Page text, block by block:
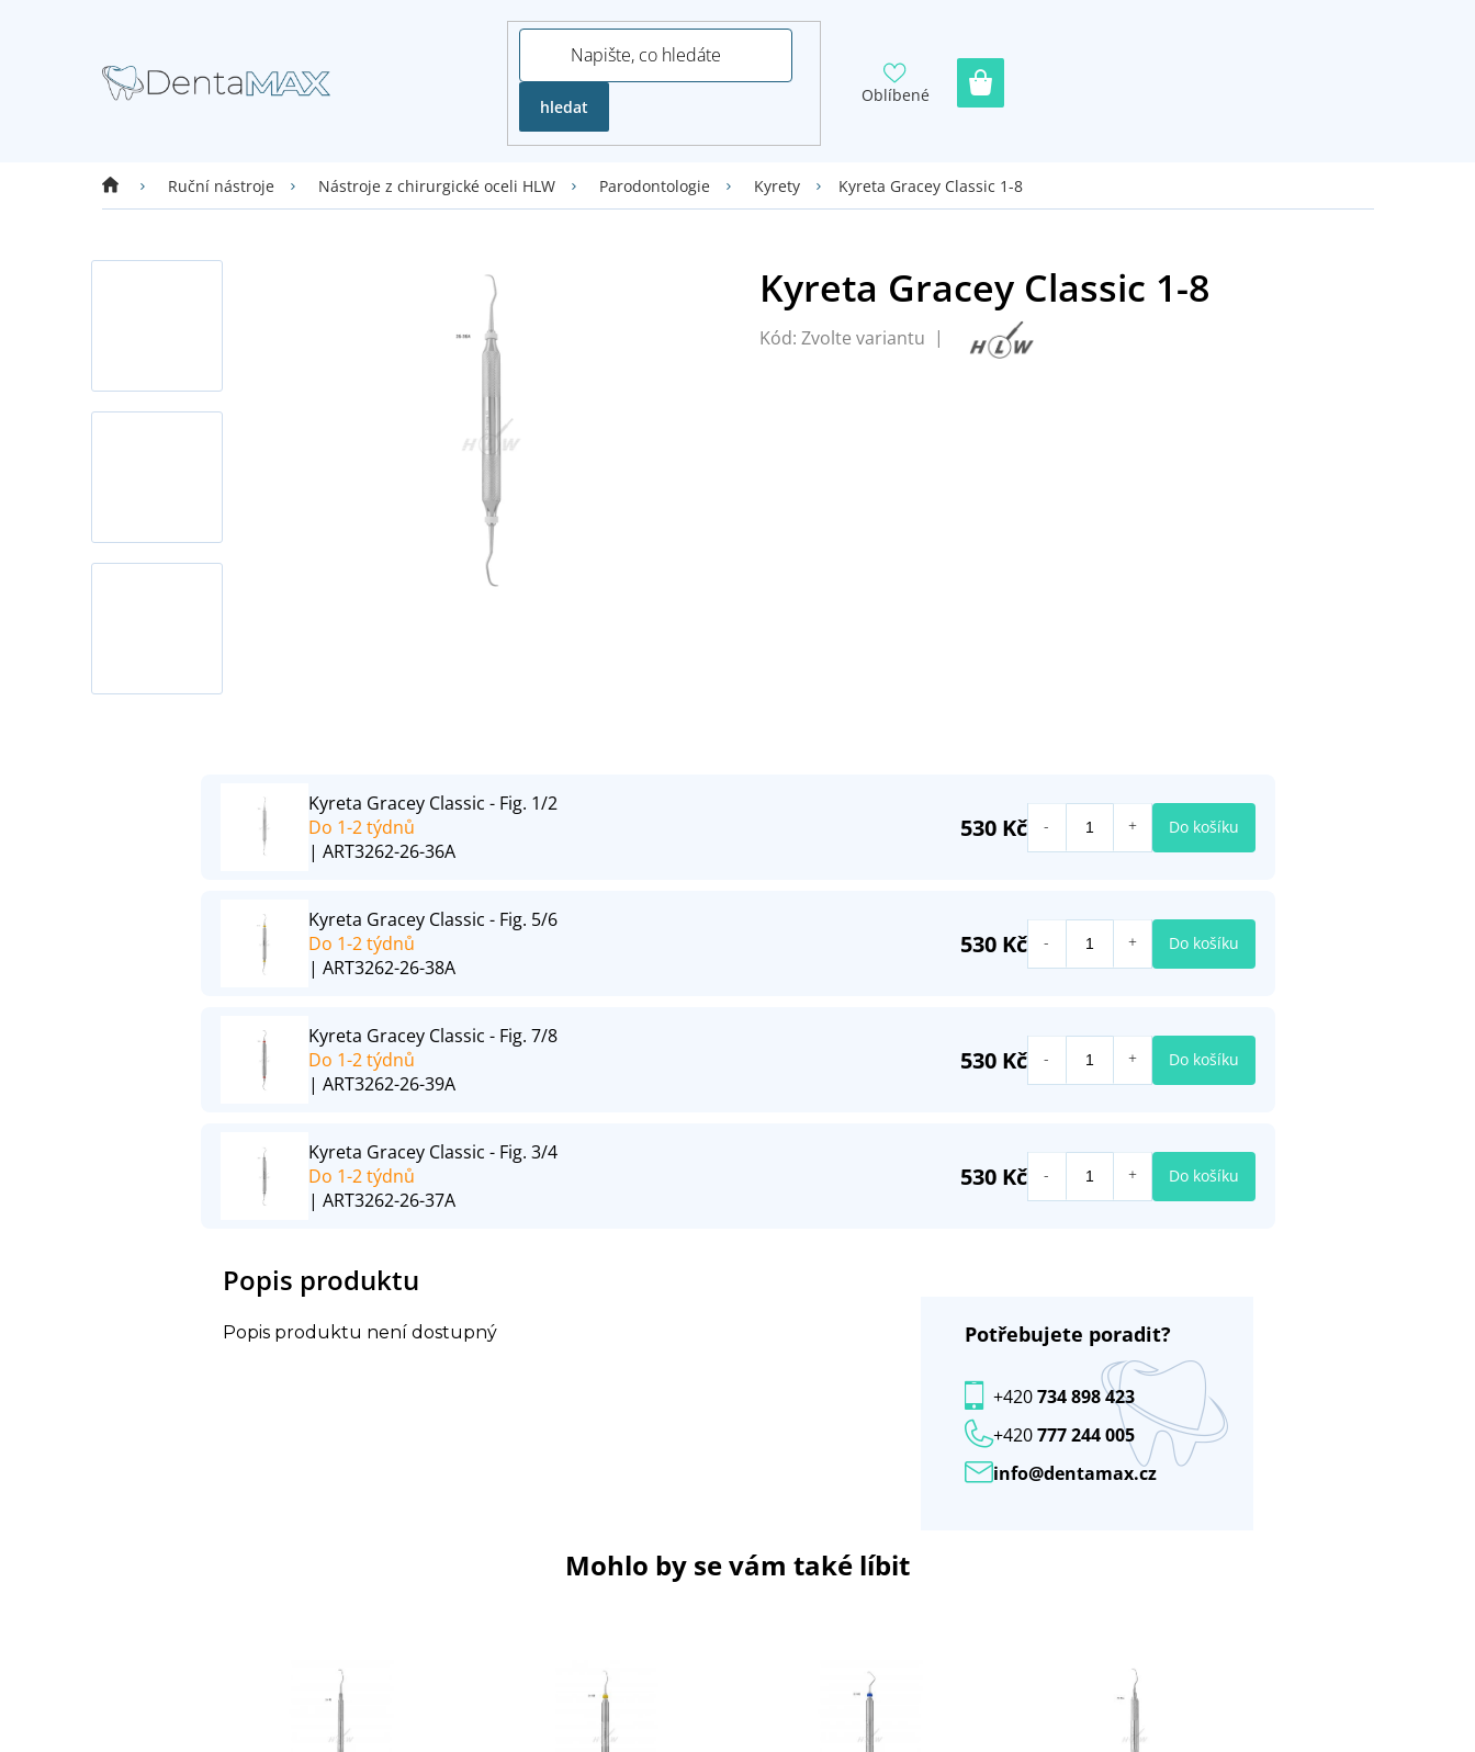
hledat
Oblíbené
Domů Ruční nástroje Nástroje z chirurgické oceli HLW Parodontologie Kyrety Kyreta Gracey Classic 1-8
Kód: Zvolte variantu
Popis produktu
Popis produktu není dostupný Potřebujete poradit?
info@dentamax.cz
+420777 244 005
+420734 898 423
Mohlo by se vám také líbit
Kyreta Gracey Classic - Fig. 1/2
Do 1-2 týdnů
| ART3262-26-36A
530 Kč Do košíku
Kyreta Gracey Classic - Fig. 5/6
Do 1-2 týdnů
| ART3262-26-38A
530 Kč Do košíku
Kyreta Gracey Classic - Fig. 7/8
Do 1-2 týdnů
| ART3262-26-39A
530 Kč Do košíku
Kyreta Gracey Classic - Fig. 3/4
Do 1-2 týdnů
| ART3262-26-37A
530 Kč Do košíku